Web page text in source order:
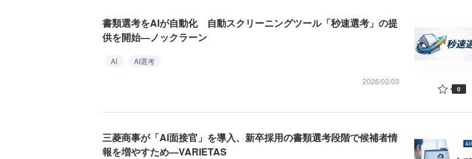
書類選考をAIが自動化 自動スクリーニングツール「秒速選考」の提
供を開始—ノックラーン
AI
AI選考
2026/02/03
0
三菱商事が「AI面接官」を導入、新卒採用の書類選考段階で候補者情
報を増やすため—VARIETAS